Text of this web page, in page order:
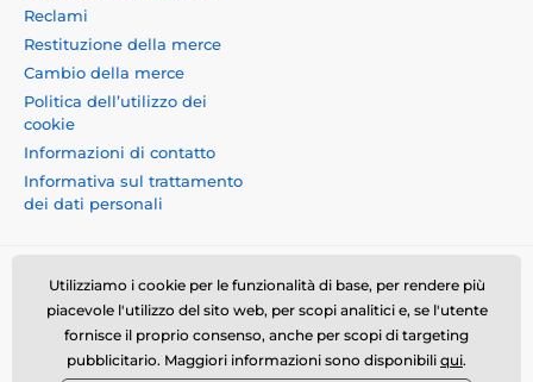
Reclami
Restituzione della merce
Cambio della merce
Politica dell’utilizzo dei
cookie
Informazioni di contatto
Informativa sul trattamento
dei dati personali
Momanio s.r.o., Okružní 361/14, 74718, Píšť, Czech
Utilizziamo i cookie per le funzionalità di base, per rendere più
piacevole l'utilizzo del sito web, per scopi analitici e, se l'utente
fornisce il proprio consenso, anche per scopi di targeting
pubblicitario. Maggiori informazioni sono disponibili qui.